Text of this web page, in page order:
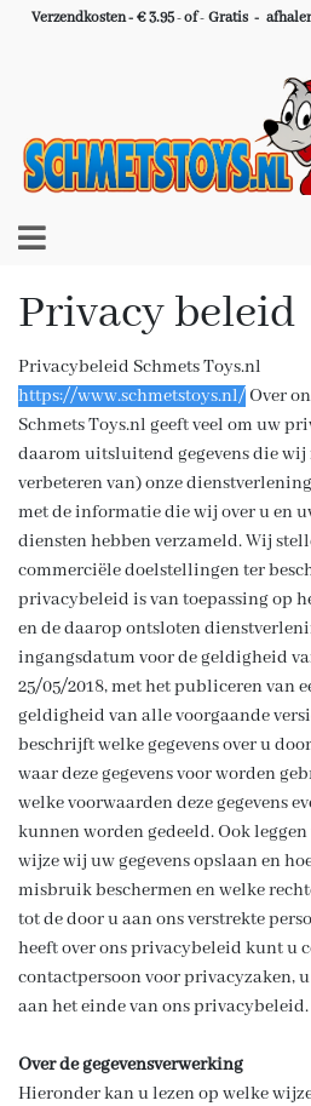
Verzendkosten - € 3.95-of- Gratis -
Privacy beleid
Privacybeleid Schmets Toys.nl
https://www.schmetstoys.nl/Over
Schmets Toys.nl geeft veel om uw
daarom uitsluitend gegevens die
verbeteren van) onze
met de informatie die wij over u en
diensten hebben verzameld. Wij
commerciële doelstellingen ter
privacybeleid is van toepassing op
en de daarop ontsloten
ingangsdatum voor de geldigheid
25/05/2018, met het publiceren van
geldigheid van alle voorgaande
beschrijft welke gegevens over u
waar deze gegevens voor worden
welke voorwaarden deze gegevens
kunnen worden gedeeld. Ook
wijze wij uw gegevens opslaan en
misbruik beschermen en welke
tot de door u aan ons verstrekte
heeft over ons privacybeleid kunt u
contactpersoon voor privacyzaken,
aan het einde van ons privacybeleid.
Over de gegevensverwerking
Hieronder kan u lezen op welke